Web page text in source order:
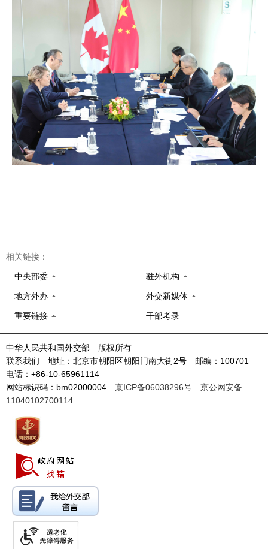
相关链接：
中央部委 驻外机构
地方外办 外交新媒体
重要链接 干部考录
中华人民共和国外交部 版权所有
联系我们 地址：北京市朝阳区朝阳门南大街2号 邮编：100701
电话：+86-10-65961114
网站标识码：bm02000004 京ICP备06038296号
京公网安备
11040102700114